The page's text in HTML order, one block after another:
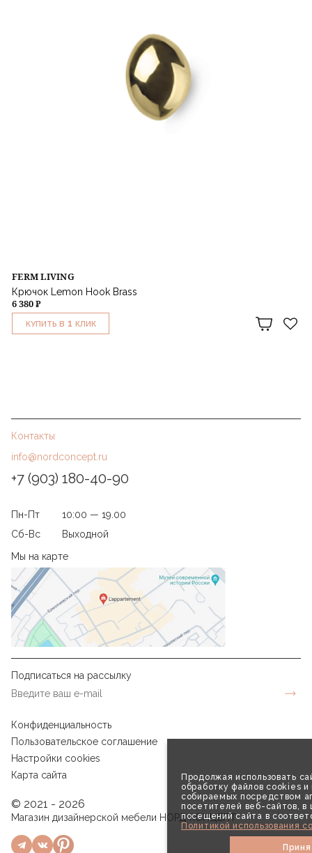
Продолжая использовать
обработку файлов cookies и
собираемых посредством
посетителей веб-сайтов, в
посещений сайта в
Политикой использования
FERM LIVING
Крючок Lemon Hook Brass
6 380 ₽
КУПИТЬ В 1 КЛИК
Контакты
info@nordconcept.ru
+7 (903) 180-40-90
Пн-Пт
10:00 — 19.00
Сб-Вс
Выходной
Мы на карте
Подписаться на рассылку
Конфиденциальность
Пользовательское соглашение
Настройки cookies
Карта сайта
© 2021 - 2026
Магазин дизайнерской мебели НОРД КОНЦЕПТ